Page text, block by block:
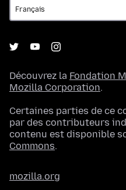
Découvrez la Fondation
Mozilla Corporation.
Certaines parties de ce
par des contributeurs
contenu est disponible
Commons.
mozilla.org